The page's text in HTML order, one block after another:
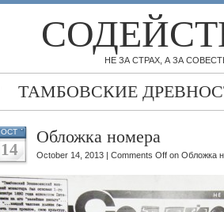
НЕ ЗА СТРАХ, А ЗА
ТАМБОВСКИЕ
OCT
14
Обложка номера
October 14, 2013 | Comments Off on Обложка